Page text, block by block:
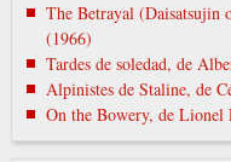
The Betrayal (Daisatsujin
(1966)
Tardes de soledad, de
Alpinistes de Staline, de
On the Bowery, de Lionel